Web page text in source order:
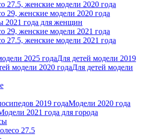
27.5, женские модели 2020 года
29, женские модели 2020 года
2021 года для женщин
29, женские модели 2021 года
27.5, женские модели 2021 года
2025 годаДля детей модели 2019
модели 2020 годаДля детей модели
2019 годаМодели 2020 года
2021 года для города
27.5